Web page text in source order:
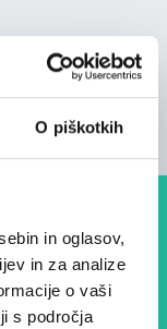
O piškotkih
in oglasov,
in za analize
o vaši
s področja
iz
kulture